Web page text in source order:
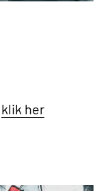
klik her